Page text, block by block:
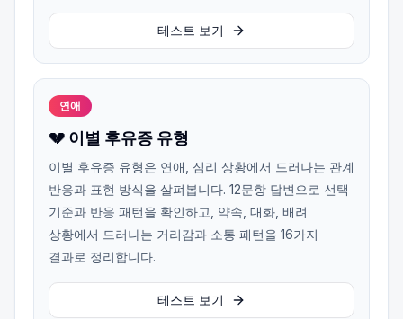
테스트 보기
연애
💔 이별 후유증 유형
이별 후유증 유형은 연애, 심리 상황에서 드러나는 관계
반응과 표현 방식을 살펴봅니다. 12문항 답변으로 선택
기준과 반응 패턴을 확인하고, 약속, 대화, 배려
상황에서 드러나는 거리감과 소통 패턴을 16가지
결과로 정리합니다.
테스트 보기